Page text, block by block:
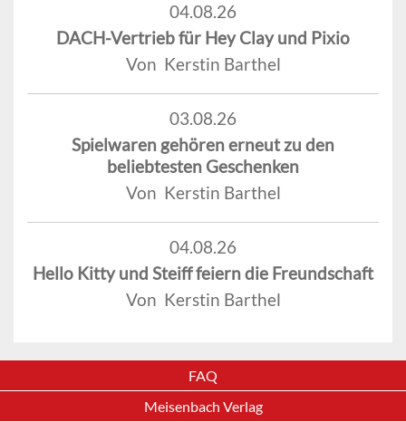
04.08.26
DACH-Vertrieb für Hey Clay und Pixio
Von Kerstin Barthel
03.08.26
Spielwaren gehören erneut zu den
beliebtesten Geschenken
Von Kerstin Barthel
04.08.26
Hello Kitty und Steiff feiern die Freundschaft
Von Kerstin Barthel
FAQ
Meisenbach Verlag